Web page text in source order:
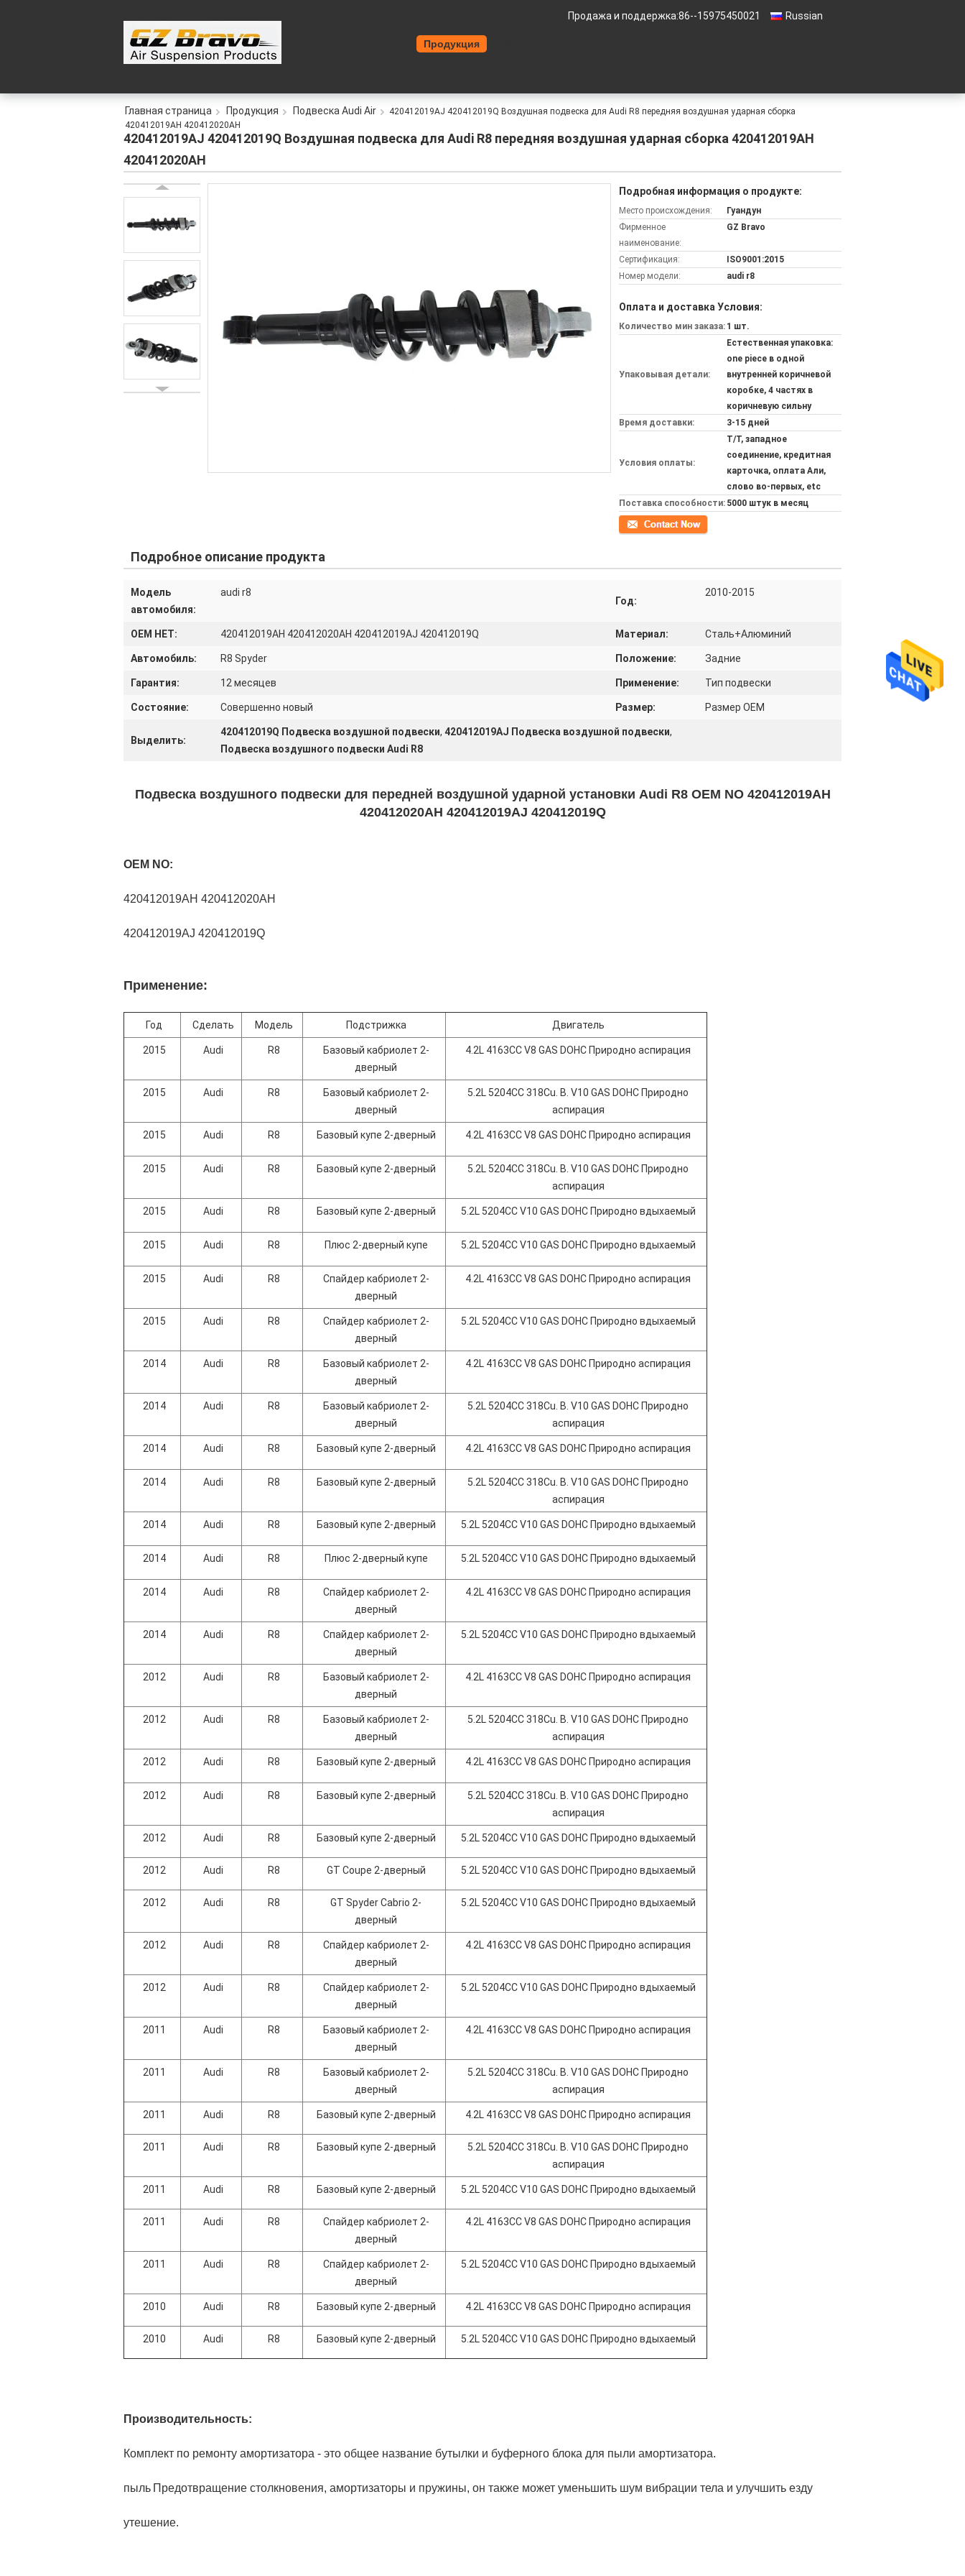
Russian
Продажа и поддержка:86--15975450021
Продукция
Главная страница Продукция Подвеска Audi Air
420412019AJ 420412019Q Воздушная подвеска для Audi R8 передняя воздушная ударная сборка
420412019AH 420412020AH
420412019AJ 420412019Q Воздушная подвеска для Audi R8 передняя воздушная ударная сборка 420412019AH
420412020AH
Подробная информация о продукте:
Место происхождения:
Гуандун
Фирменное
наименование:
GZ Bravo
Сертификация:
ISO9001:2015
Номер модели:
audi r8
Оплата и доставка Условия:
Количество мин заказа: 1 шт.
Упаковывая детали:
Естественная упаковка:
one piece в одной
внутренней коричневой
коробке, 4 частях в
коричневую сильну
Время доставки:
3-15 дней
Условия оплаты:
T/T, западное
соединение, кредитная
карточка, оплата Али,
слово во-первых, etc
Поставка способности: 5000 штук в месяц
контакт
Подробное описание продукта
Модель
автомобиля:
audi r8
Год:
2010-2015
OEM НЕТ: 420412019AH 420412020AH 420412019AJ 420412019Q Материал: Сталь+Алюминий
Автомобиль: R8 Spyder Положение: Задние
Гарантия: 12 месяцев Применение: Тип подвески
Состояние: Совершенно новый Размер: Размер OEM
Выделить:
420412019Q Подвеска воздушной подвески, 420412019AJ Подвеска воздушной подвески,
Подвеска воздушного подвески Audi R8
Подвеска воздушного подвески для передней воздушной ударной установки Audi R8 OEM NO 420412019AH
420412020AH 420412019AJ 420412019Q
OEM NO:
420412019AH 420412020AH
420412019AJ 420412019Q
Применение:
Год Сделать Модель Подстрижка Двигатель
2015 Audi R8
Базовый кабриолет 2-
дверный
4.2L 4163CC V8 GAS DOHC Природно аспирация
2015 Audi R8
Базовый кабриолет 2-
дверный
5.2L 5204CC 318Cu. В. V10 GAS DOHC Природно
аспирация
2015 Audi R8 Базовый купе 2-дверный 4.2L 4163CC V8 GAS DOHC Природно аспирация
2015 Audi R8 Базовый купе 2-дверный
5.2L 5204CC 318Cu. В. V10 GAS DOHC Природно
аспирация
2015 Audi R8 Базовый купе 2-дверный 5.2L 5204CC V10 GAS DOHC Природно вдыхаемый
2015 Audi R8 Плюс 2-дверный купе 5.2L 5204CC V10 GAS DOHC Природно вдыхаемый
2015 Audi R8
Спайдер кабриолет 2-
дверный
4.2L 4163CC V8 GAS DOHC Природно аспирация
2015 Audi R8
Спайдер кабриолет 2-
дверный
5.2L 5204CC V10 GAS DOHC Природно вдыхаемый
2014 Audi R8
Базовый кабриолет 2-
дверный
4.2L 4163CC V8 GAS DOHC Природно аспирация
2014 Audi R8
Базовый кабриолет 2-
дверный
5.2L 5204CC 318Cu. В. V10 GAS DOHC Природно
аспирация
2014 Audi R8 Базовый купе 2-дверный 4.2L 4163CC V8 GAS DOHC Природно аспирация
2014 Audi R8 Базовый купе 2-дверный
5.2L 5204CC 318Cu. В. V10 GAS DOHC Природно
аспирация
2014 Audi R8 Базовый купе 2-дверный 5.2L 5204CC V10 GAS DOHC Природно вдыхаемый
2014 Audi R8 Плюс 2-дверный купе 5.2L 5204CC V10 GAS DOHC Природно вдыхаемый
2014 Audi R8
Спайдер кабриолет 2-
дверный
4.2L 4163CC V8 GAS DOHC Природно аспирация
2014 Audi R8
Спайдер кабриолет 2-
дверный
5.2L 5204CC V10 GAS DOHC Природно вдыхаемый
2012 Audi R8
Базовый кабриолет 2-
дверный
4.2L 4163CC V8 GAS DOHC Природно аспирация
2012 Audi R8
Базовый кабриолет 2-
дверный
5.2L 5204CC 318Cu. В. V10 GAS DOHC Природно
аспирация
2012 Audi R8 Базовый купе 2-дверный 4.2L 4163CC V8 GAS DOHC Природно аспирация
2012 Audi R8 Базовый купе 2-дверный
5.2L 5204CC 318Cu. В. V10 GAS DOHC Природно
аспирация
2012 Audi R8 Базовый купе 2-дверный 5.2L 5204CC V10 GAS DOHC Природно вдыхаемый
2012 Audi R8 GT Coupe 2-дверный 5.2L 5204CC V10 GAS DOHC Природно вдыхаемый
2012 Audi R8
GT Spyder Cabrio 2-
дверный
5.2L 5204CC V10 GAS DOHC Природно вдыхаемый
2012 Audi R8
Спайдер кабриолет 2-
дверный
4.2L 4163CC V8 GAS DOHC Природно аспирация
2012 Audi R8
Спайдер кабриолет 2-
дверный
5.2L 5204CC V10 GAS DOHC Природно вдыхаемый
2011 Audi R8
Базовый кабриолет 2-
дверный
4.2L 4163CC V8 GAS DOHC Природно аспирация
2011 Audi R8
Базовый кабриолет 2-
дверный
5.2L 5204CC 318Cu. В. V10 GAS DOHC Природно
аспирация
2011 Audi R8 Базовый купе 2-дверный 4.2L 4163CC V8 GAS DOHC Природно аспирация
2011 Audi R8 Базовый купе 2-дверный
5.2L 5204CC 318Cu. В. V10 GAS DOHC Природно
аспирация
2011 Audi R8 Базовый купе 2-дверный 5.2L 5204CC V10 GAS DOHC Природно вдыхаемый
2011 Audi R8
Спайдер кабриолет 2-
дверный
4.2L 4163CC V8 GAS DOHC Природно аспирация
2011 Audi R8
Спайдер кабриолет 2-
дверный
5.2L 5204CC V10 GAS DOHC Природно вдыхаемый
2010 Audi R8 Базовый купе 2-дверный 4.2L 4163CC V8 GAS DOHC Природно аспирация
2010 Audi R8 Базовый купе 2-дверный 5.2L 5204CC V10 GAS DOHC Природно вдыхаемый
Производительность:
Комплект по ремонту амортизатора - это общее название бутылки и буферного блока для пыли амортизатора.
пыль Предотвращение столкновения, амортизаторы и пружины, он также может уменьшить шум вибрации тела и улучшить езду
утешение.